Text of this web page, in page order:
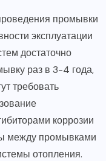
промывки
эксплуатации
достаточно
раз в 3-4 года,
требовать
коррозии
между промывками
отопления.